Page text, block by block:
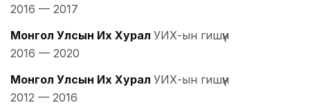
2016 — 2017
Монгол Улсын Их Хурал УИХ-ын гишүүн
2016 — 2020
Монгол Улсын Их Хурал УИХ-ын гишүүн
2012 — 2016